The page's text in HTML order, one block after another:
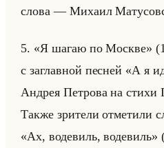
слова — Ми­ха­ил
5. «Я шагаю по Москве»
с за­глав­ной пес­ней «А я
Ан­дрея Пет­ро­ва на стихи
Также зри­те­ли от­ме­ти­ли
«Ах, водевиль,